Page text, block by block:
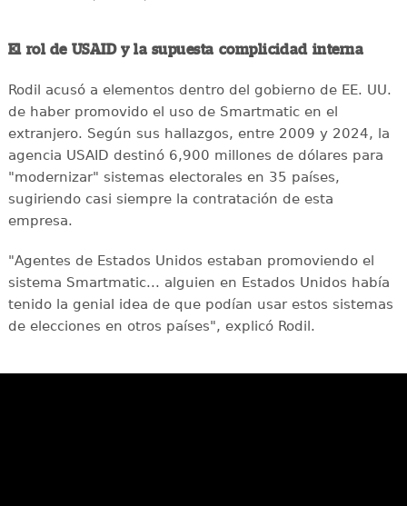
El rol de USAID y la supuesta complicidad interna
Rodil acusó a elementos dentro del gobierno de EE. UU.
de haber promovido el uso de Smartmatic en el
extranjero. Según sus hallazgos, entre 2009 y 2024, la
agencia USAID destinó 6,900 millones de dólares para
"modernizar" sistemas electorales en 35 países,
sugiriendo casi siempre la contratación de esta
empresa.
"Agentes de Estados Unidos estaban promoviendo el
sistema Smartmatic... alguien en Estados Unidos había
tenido la genial idea de que podían usar estos sistemas
de elecciones en otros países", explicó Rodil.